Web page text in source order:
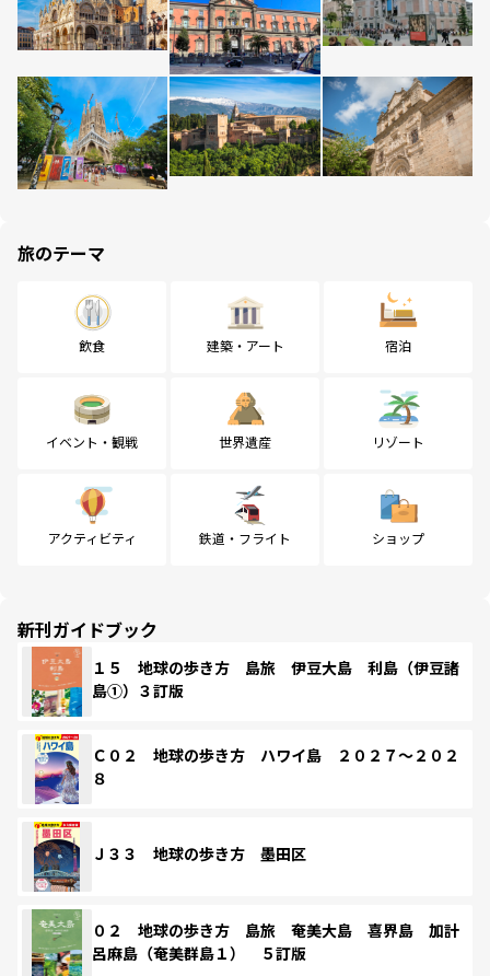
旅のテーマ
飲食 建築・アート 宿泊
イベント・観戦 世界遺産 リゾート
アクティビティ 鉄道・フライト ショップ
新刊ガイドブック
１５ 地球の歩き方 島旅 伊豆大島 利島（伊豆諸
島①）３訂版
Ｃ０２ 地球の歩き方 ハワイ島 ２０２７～２０２
８
Ｊ３３ 地球の歩き方 墨田区
０２ 地球の歩き方 島旅 奄美大島 喜界島 加計
呂麻島（奄美群島１） ５訂版